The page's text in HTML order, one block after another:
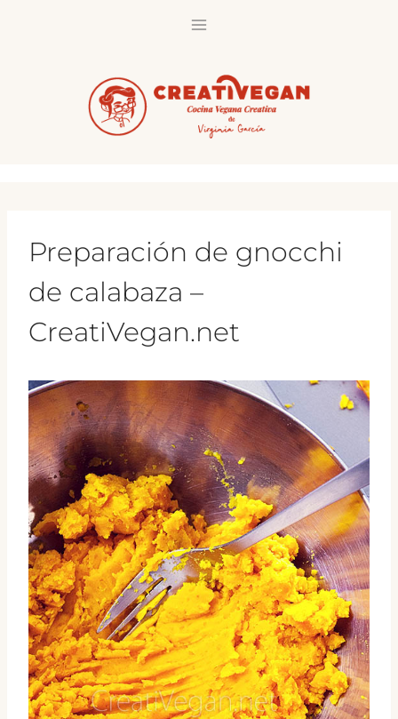
Preparación de gnocchi
de calabaza –
CreatiVegan.net